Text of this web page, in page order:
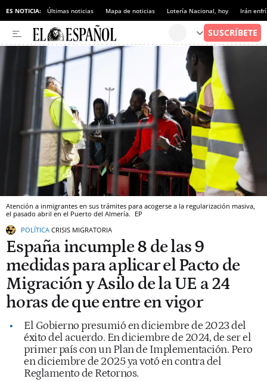
ES NOTICIA: Últimas noticias Mapa de noticias Lotería Nacional, hoy Irán
Atención a inmigrantes en sus trámites para acogerse a la regularización masiva,
el pasado abril en el Puerto del Almería. EP
POLÍTICA CRISIS MIGRATORIA
España incumple 8 de las 9
medidas para aplicar el Pacto de
Migración y Asilo de la UE a 24
horas de que entre en vigor
El Gobierno presumió en diciembre de 2023 del
éxito del acuerdo. En diciembre de 2024, de ser el
primer país con un Plan de Implementación. Pero
en diciembre de 2025 ya votó en contra del
Reglamento de Retornos.